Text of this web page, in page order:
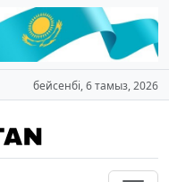
бейсенбі, 6 тамыз, 2026